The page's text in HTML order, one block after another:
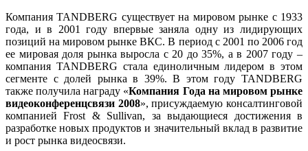
Компания TANDBERG существует на мировом рынке с 1933
года, и в 2001 году впервые заняла одну из лидирующих
позиций на мировом рынке ВКС. В период с 2001 по 2006 год
ее мировая доля рынка выросла с 20 до 35%, а в 2007 году –
компания TANDBERG стала единоличным лидером в этом
сегменте с долей рынка в 39%. В этом году TANDBERG
также получила награду «Компания Года на мировом рынке
видеоконференцсвязи 2008», присуждаемую консалтинговой
компанией Frost & Sullivan, за выдающиеся достижения в
разработке новых продуктов и значительный вклад в развитие
и рост рынка видеосвязи.